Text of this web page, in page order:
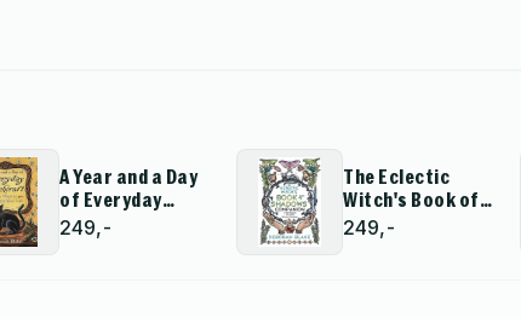
A Year and a Day
of Everyday
Witchcraft
249,-
The Eclectic
Witch's Book of
Shadows
Companion
249,-